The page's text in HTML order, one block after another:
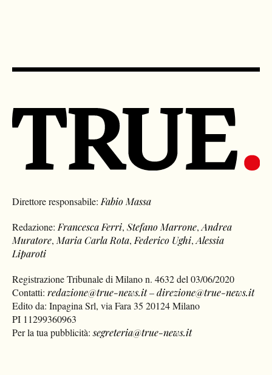
Direttore responsabile: Fabio Massa
Redazione: Francesca Ferri,Stefano Marrone,Andrea
Muratore, Maria Carla Rota, Federico Ughi,Alessia
Liparoti
Registrazione Tribunale di Milano n. 4632 del 03/06/2020
Contatti:redazione@true-news.it–direzione@true-news.it
Edito da: Inpagina Srl, via Fara 35 20124 Milano
PI 11299360963
Per la tua pubblicità:segreteria@true-news.it